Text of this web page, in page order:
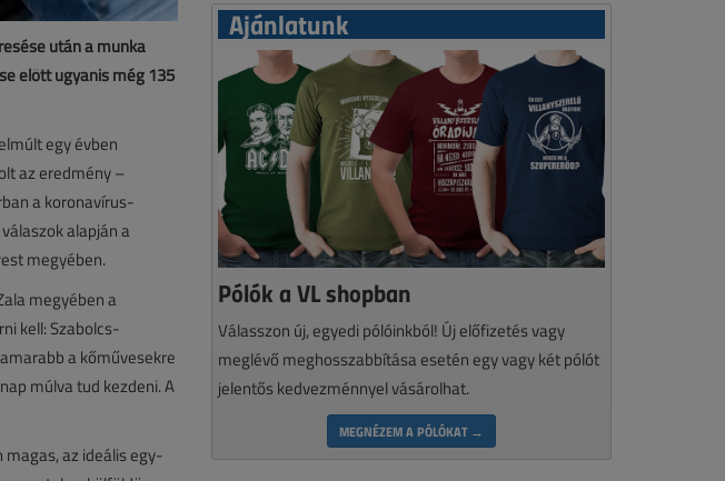
után a munka
előtt ugyanis még 135
egy évben
az eredmény –
a koronavírus-
válaszok alapján a
megyében.
megyében a
kell: Szabolcs-
a kőművesekre
múlva tud kezdeni. A
az ideális egy-
Ajánlatunk
Pólók a VL shopban
Válasszon új, egyedi pólóinkból! Új előfizetés vagy
meglévő meghosszabbítása esetén egy vagy két pólót
jelentős kedvezménnyel vásárolhat.
MEGNÉZEM A PÓLÓKAT →